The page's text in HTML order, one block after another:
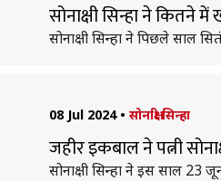
सोनाक्षी सिन्हा ने कितने
सोनाक्षी सिन्हा ने पिछले साल
08 Jul 2024 • सोनाक्षी सिन्हा
जहीर इकबाल ने पत्नी
सोनाक्षी सिन्हा ने इस साल 23